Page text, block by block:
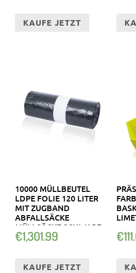
KAUFE JETZT
10000 MÜLLBEUTEL
LDPE FOLIE 120 LITER
MIT ZUGBAND
ABFALLSÄCKE
MÜLLSÄCKE SCHWARZ
€1,301.99
KAUFE JETZT
€